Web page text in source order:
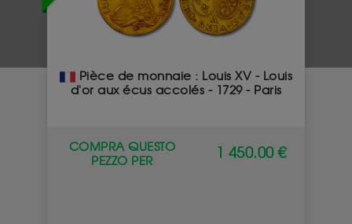
Pièce de monnaie : Louis XV - Louis
d'or aux écus accolés - 1729 - Paris
COMPRA QUESTO
PEZZO PER
1 450.00 €